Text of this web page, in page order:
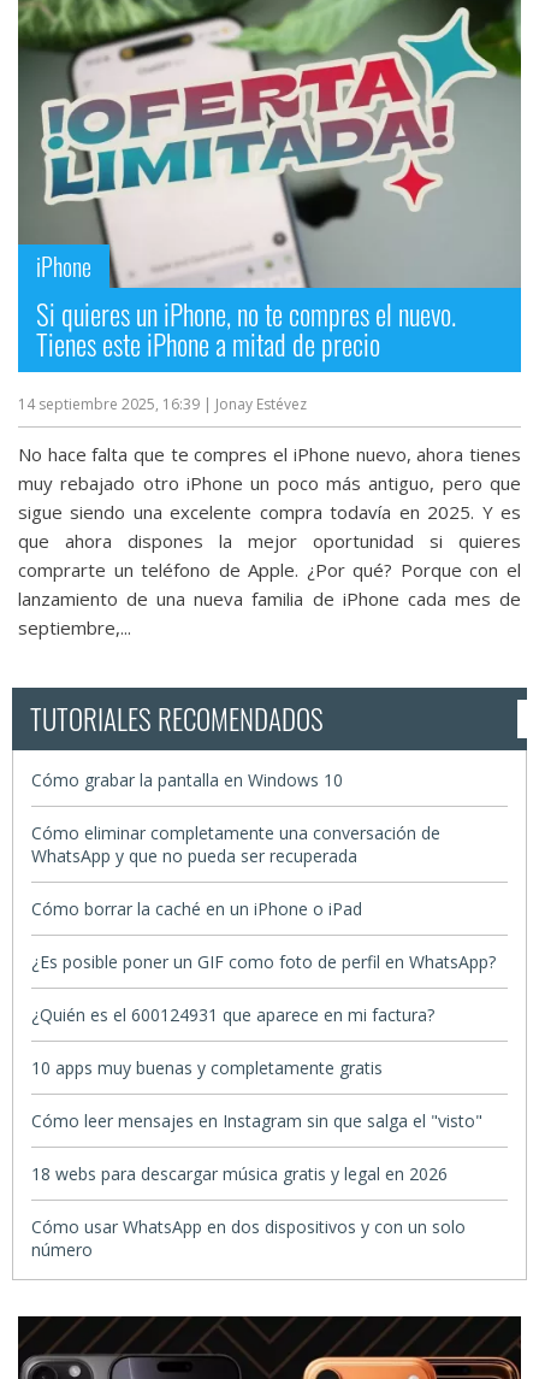
iPhone
Si quieres un iPhone, no te compres el nuevo.
Tienes este iPhone a mitad de precio
14 septiembre 2025, 16:39 | Jonay Estévez
No hace falta que te compres el iPhone nuevo, ahora tienes
muy rebajado otro iPhone un poco más antiguo, pero que
sigue siendo una excelente compra todavía en 2025. Y es
que ahora dispones la mejor oportunidad si quieres
comprarte un teléfono de Apple. ¿Por qué? Porque con el
lanzamiento de una nueva familia de iPhone cada mes de
septiembre,...
TUTORIALES RECOMENDADOS
Cómo grabar la pantalla en Windows 10
Cómo eliminar completamente una conversación de
WhatsApp y que no pueda ser recuperada
Cómo borrar la caché en un iPhone o iPad
¿Es posible poner un GIF como foto de perfil en WhatsApp?
¿Quién es el 600124931 que aparece en mi factura?
10 apps muy buenas y completamente gratis
Cómo leer mensajes en Instagram sin que salga el "visto"
18 webs para descargar música gratis y legal en 2026
Cómo usar WhatsApp en dos dispositivos y con un solo
número